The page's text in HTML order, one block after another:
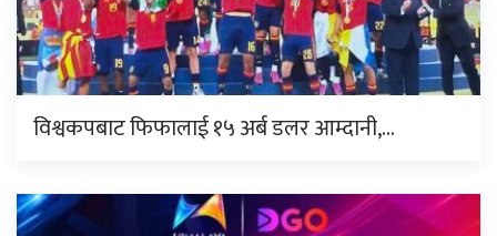
विश्वकपबाट फिफालाई १५ अर्ब डलर आम्दानी,…